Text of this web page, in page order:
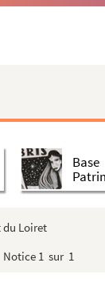
Base
du Loiret
Notice 1 sur 1